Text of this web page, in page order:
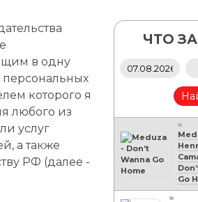
в одну
персональных
которого я
любого из
услуг
а также
РФ (далее -
ЧТО
Go